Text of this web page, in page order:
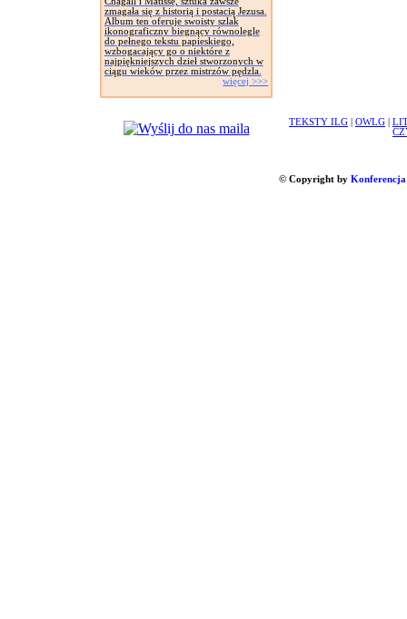
zmagała się z historią i postacią Jezusa.
Album ten oferuje swoisty szlak
ikonograficzny biegnący równolegle
do pełnego tekstu papieskiego,
wzbogacający go o niektóre z
najpiękniejszych dzieł stworzonych w
ciągu wieków przez mistrzów pędzla.
więcej >>>
TEKSTY ILG OWLG
© Copyright by Konferencja